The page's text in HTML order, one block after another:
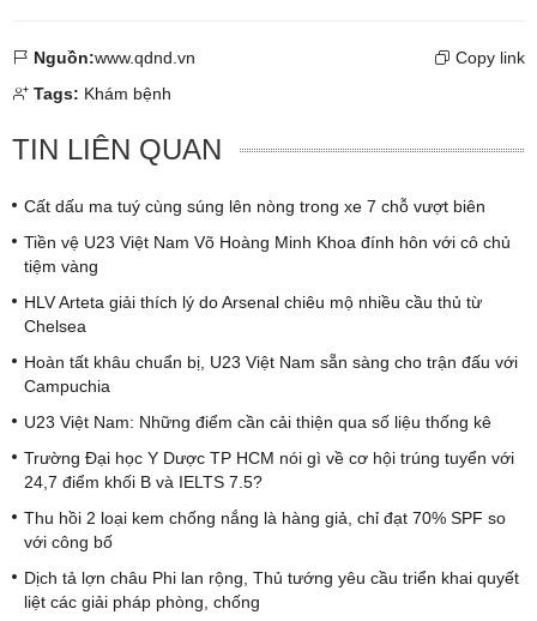
Nguồn:www.qdnd.vn
Copy link
Tags: Khám bệnh
TIN LIÊN QUAN
Cất dấu ma tuý cùng súng lên nòng trong xe 7 chỗ vượt biên
Tiền vệ U23 Việt Nam Võ Hoàng Minh Khoa đính hôn với cô chủ
tiệm vàng
HLV Arteta giải thích lý do Arsenal chiêu mộ nhiều cầu thủ từ
Chelsea
Hoàn tất khâu chuẩn bị, U23 Việt Nam sẵn sàng cho trận đấu với
Campuchia
U23 Việt Nam: Những điểm cần cải thiện qua số liệu thống kê
Trường Đại học Y Dược TP HCM nói gì về cơ hội trúng tuyển với
24,7 điểm khối B và IELTS 7.5?
Thu hồi 2 loại kem chống nắng là hàng giả, chỉ đạt 70% SPF so
với công bố
Dịch tả lợn châu Phi lan rộng, Thủ tướng yêu cầu triển khai quyết
liệt các giải pháp phòng, chống